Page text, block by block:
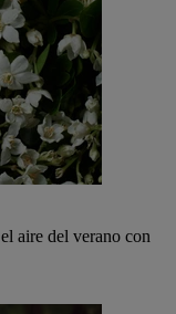
aire del verano con